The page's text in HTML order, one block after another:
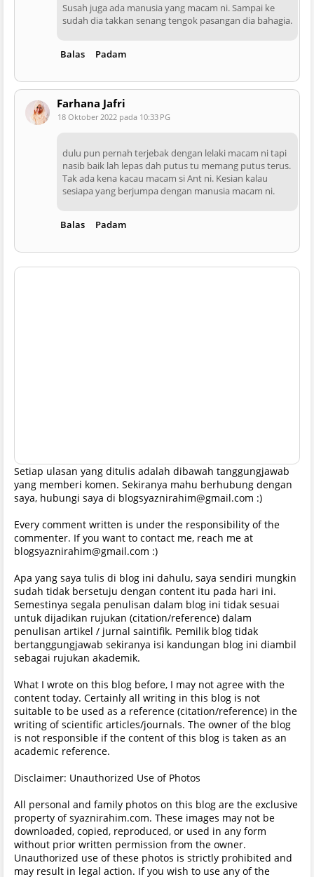
Susah juga ada manusia yang macam ni. Sampai ke
sudah dia takkan senang tengok pasangan dia bahagia.
Balas Padam
Farhana Jafri
18 Oktober 2022 pada 10:33 PG
dulu pun pernah terjebak dengan lelaki macam ni tapi
nasib baik lah lepas dah putus tu memang putus terus.
Tak ada kena kacau macam si Ant ni. Kesian kalau
sesiapa yang berjumpa dengan manusia macam ni.
Balas Padam
Setiap ulasan yang ditulis adalah dibawah tanggungjawab
yang memberi komen. Sekiranya mahu berhubung dengan
saya, hubungi saya di blogsyaznirahim@gmail.com :)
Every comment written is under the responsibility of the
commenter. If you want to contact me, reach me at
blogsyaznirahim@gmail.com :)
Apa yang saya tulis di blog ini dahulu, saya sendiri mungkin
sudah tidak bersetuju dengan content itu pada hari ini.
Semestinya segala penulisan dalam blog ini tidak sesuai
untuk dijadikan rujukan (citation/reference) dalam
penulisan artikel / jurnal saintifik. Pemilik blog tidak
bertanggungjawab sekiranya isi kandungan blog ini diambil
sebagai rujukan akademik.
What I wrote on this blog before, I may not agree with the
content today. Certainly all writing in this blog is not
suitable to be used as a reference (citation/reference) in the
writing of scientific articles/journals. The owner of the blog
is not responsible if the content of this blog is taken as an
academic reference.
Disclaimer: Unauthorized Use of Photos
All personal and family photos on this blog are the exclusive
property of syaznirahim.com. These images may not be
downloaded, copied, reproduced, or used in any form
without prior written permission from the owner.
Unauthorized use of these photos is strictly prohibited and
may result in legal action. If you wish to use any of the